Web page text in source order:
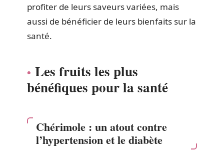
profiter de leurs saveurs variées, mais
aussi de bénéficier de leurs bienfaits sur la
santé.
Les fruits les plus
bénéfiques pour la santé
Chérimole : un atout contre
l’hypertension et le diabète